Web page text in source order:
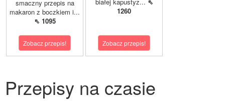
smaczny przepis na
makaron z boczkiem i...
⇖ 1095
Zobacz przepis!
białej kapustyz... ⇖
1260
Zobacz przepis!
Przepisy na czasie